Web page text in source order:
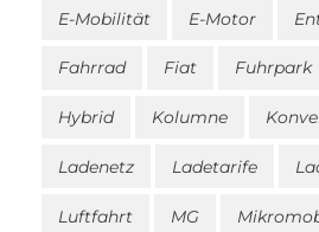
E-Mobilität E-Motor
Fahrrad Fiat Fuhrpark
Hybrid Kolumne
Ladenetz Ladetarife
Luftfahrt MG